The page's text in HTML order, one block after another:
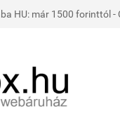
HU: már 1500 forinttól -